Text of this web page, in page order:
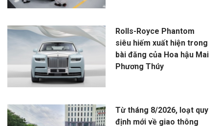
Rolls-Royce Phantom
siêu hiếm xuất hiện trong
bài đăng của Hoa hậu Mai
Phương Thúy
Từ tháng 8/2026, loạt quy
định mới về giao thông